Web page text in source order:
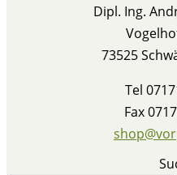
Dipl. Ing.
73525
Tel
Fax